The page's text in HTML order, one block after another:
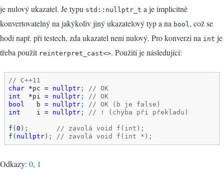
je nulový ukazatel. Je typu std::nullptr_t a je implicitně
konvertovatelný na jakýkoliv jiný ukazatelový typ a na bool , což se
hodí např. při testech, zda ukazatel není nulový. Pro konverzi na int je
třeba použít reinterpret_cast<>. Použití je následující:
// C++11
char *pc = nullptr ;
// OK
int
*pi = nullptr ;
// OK
bool
   b
= nullptr ;
// OK (b je false)
int
    i
= nullptr ; // ! (chyba při překladu)
f ( 0 ) ;
// zavolá void f(int);
f ( nullptr) ; // zavolá void f(int *);
Odkazy: 0, 1